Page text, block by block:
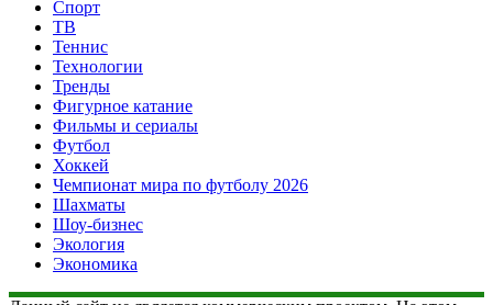
Спорт
ТВ
Теннис
Технологии
Тренды
Фигурное катание
Фильмы и сериалы
Футбол
Хоккей
Чемпионат мира по футболу 2026
Шахматы
Шоу-бизнес
Экология
Экономика